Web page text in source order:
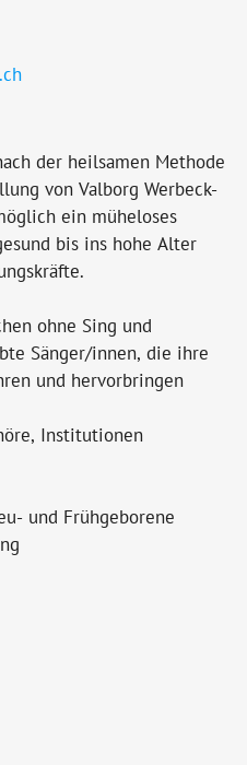
der heilsamen Methode
von Valborg Werbeck-
ein müheloses
bis ins hohe Alter
ohne Sing und
Sänger/innen, die ihre
und hervorbringen
Institutionen
und Frühgeborene